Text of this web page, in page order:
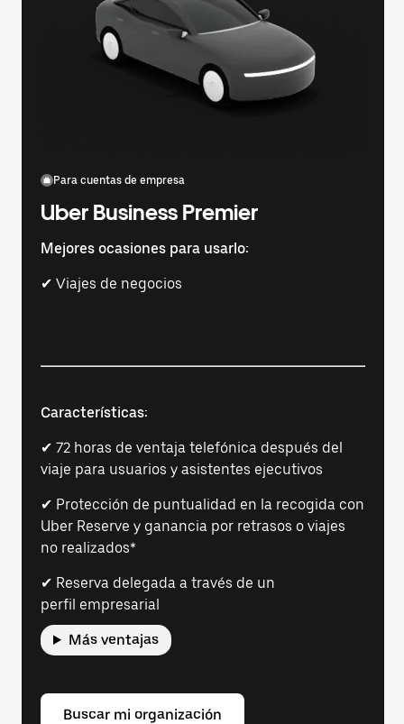
Para cuentas de empresa
Uber Business Premier
Mejores ocasiones para usarlo:
✔ Viajes de negocios
Características:
✔ 72 horas de ventaja telefónica después del
viaje para usuarios y asistentes ejecutivos
✔ Protección de puntualidad en la recogida con
Uber Reserve y ganancia por retrasos o viajes
no realizados*
✔ Reserva delegada a través de un
perfil empresarial
Más ventajas
Buscar mi organización